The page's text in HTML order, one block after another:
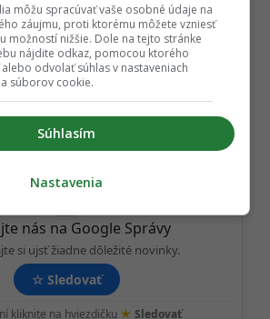
, DYLAN O'BRIEN , FILM
HEREC, JACKIE CHAN,
, LUDIA, ROCKY IV
STALLONE , V KINE
, ZAUJIMAVOSTI
nás na Google Správy
si ujsť žiadne dôležité novinky.
☆ Sledovať
kliknite na hviezdičku ★ Sledovať
môžu spracúvať vaše osobné údaje na
záujmu, proti ktorému môžete vzniesť
možností nižšie. Dole na tejto stránke
nájdite odkaz, pomocou ktorého
odvolať súhlas v nastaveniach
súborov cookie.
Súhlasím
Nastavenia